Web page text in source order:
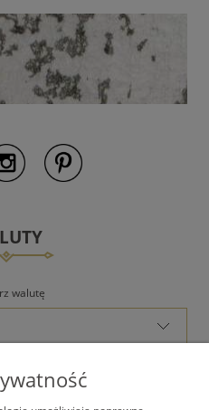
walutę